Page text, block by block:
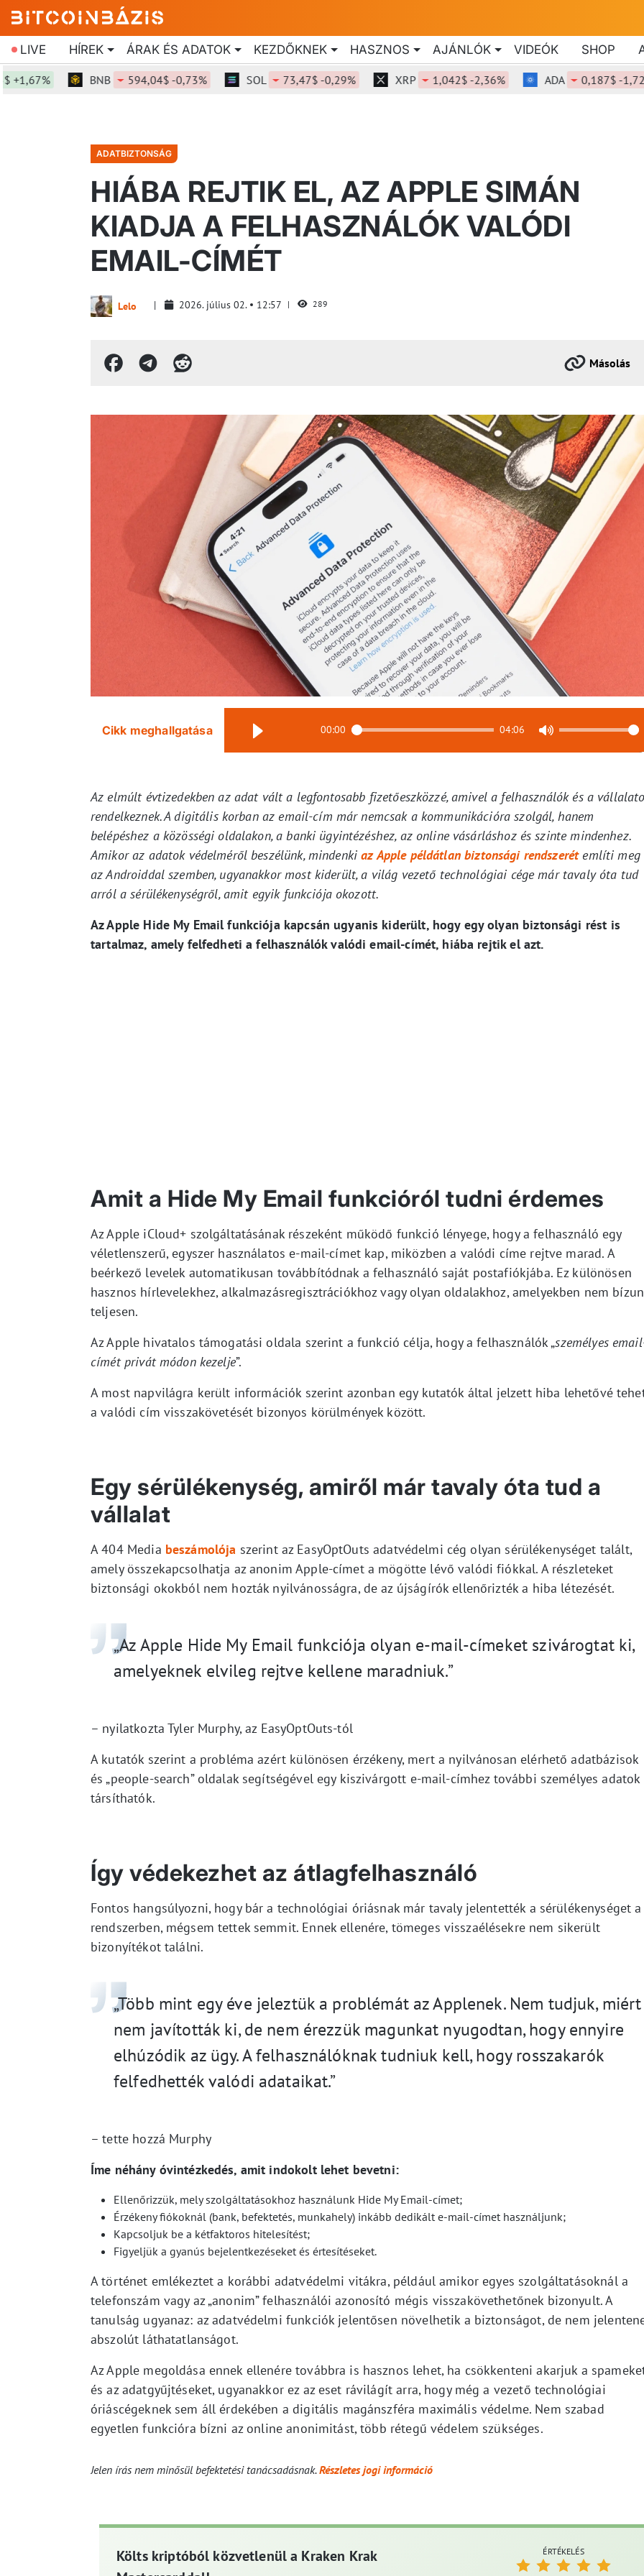
LIVE HÍREK ÁRAK ÉS ADATOK KEZDŐKNEK HASZNOS AJÁNLÓK VIDEÓK SHOP
BNB 594,04$ -0,73% SOL 73,47$ -0,29% XRP 1,042$ -2,36% ADA 0,187$ -1,72%
ADATBIZTONSÁG
HIÁBA REJTIK EL, AZ APPLE SIMÁN
KIADJA A FELHASZNÁLÓK VALÓDI
EMAIL-CÍMÉT
Lelo 2026. július 02. 12:57 289
Másolás
Cikk meghallgatása 00:00 04:06
Az elmúlt évtizedekben az adat vált a legfontosabb fizetőeszközzé, amivel a felhasználók és a
rendelkeznek. A digitális korban az email-cím már nemcsak a kommunikációra szolgál, hanem
belépéshez a közösségi oldalakon, a banki ügyintézéshez, az online vásárláshoz és szinte mindenhez.
Amikor az adatok védelméről beszélünk, mindenkiaz Apple példátlan biztonsági rendszerétemlíti meg
az Androiddal szemben, ugyanakkor most kiderült, a világ vezető technológiai cége már tavaly óta tud
arról a sérülékenységről, amit egyik funkciója okozott.
Az Apple Hide My Email funkciója kapcsán ugyanis kiderült, hogy egy olyan biztonsági rést is
tartalmaz, amely felfedheti a felhasználók valódi email-címét, hiába rejtik el azt.
Amit a Hide My Email funkcióról tudni érdemes
Az Apple iCloud+ szolgáltatásának részeként működő funkció lényege, hogy a felhasználó egy
véletlenszerű, egyszer használatos e-mail-címet kap, miközben a valódi címe rejtve marad. A
beérkező levelek automatikusan továbbítódnak a felhasználó saját postafiókjába. Ez különösen
hasznos hírlevelekhez, alkalmazásregisztrációkhoz vagy olyan oldalakhoz, amelyekben nem
teljesen.
Az Apple hivatalos támogatási oldala szerint a funkció célja, hogy a felhasználók „személyes
címét privát módon kezelje”.
A most napvilágra került információk szerint azonban egy kutatók által jelzett hiba lehetővé
a valódi cím visszakövetését bizonyos körülmények között.
Egy sérülékenység, amiről már tavaly óta tud a
vállalat
A 404 Media beszámolója szerint az EasyOptOuts adatvédelmi cég olyan sérülékenységet talált,
amely összekapcsolhatja az anonim Apple-címet a mögötte lévő valódi fiókkal. A részleteket
biztonsági okokból nem hozták nyilvánosságra, de az újságírók ellenőrizték a hiba létezését.
„Az Apple Hide My Email funkciója olyan e-mail-címeket szivárogtat ki,
amelyeknek elvileg rejtve kellene maradniuk.”
– nyilatkozta Tyler Murphy, az EasyOptOuts-tól
A kutatók szerint a probléma azért különösen érzékeny, mert a nyilvánosan elérhető adatbázisok
és „people-search” oldalak segítségével egy kiszivárgott e-mail-címhez további személyes adatok
társíthatók.
Így védekezhet az átlagfelhasználó
Fontos hangsúlyozni, hogy bár a technológiai óriásnak már tavaly jelentették a sérülékenységet a
rendszerben, mégsem tettek semmit. Ennek ellenére, tömeges visszaélésekre nem sikerült
bizonyítékot találni.
„Több mint egy éve jeleztük a problémát az Applenek. Nem tudjuk, miért
nem javították ki, de nem érezzük magunkat nyugodtan, hogy ennyire
elhúzódik az ügy. A felhasználóknak tudniuk kell, hogy rosszakarók
felfedhették valódi adataikat.”
– tette hozzá Murphy
Íme néhány óvintézkedés, amit indokolt lehet bevetni:
Ellenőrizzük, mely szolgáltatásokhoz használunk Hide My Email-címet;
Érzékeny fiókoknál (bank, befektetés, munkahely) inkább dedikált e-mail-címet használjunk;
Kapcsoljuk be a kétfaktoros hitelesítést;
Figyeljük a gyanús bejelentkezéseket és értesítéseket.
A történet emlékeztet a korábbi adatvédelmi vitákra, például amikor egyes szolgáltatásoknál a
telefonszám vagy az „anonim” felhasználói azonosító mégis visszakövethetőnek bizonyult. A
tanulság ugyanaz: az adatvédelmi funkciók jelentősen növelhetik a biztonságot, de nem
abszolút láthatatlanságot.
Az Apple megoldása ennek ellenére továbbra is hasznos lehet, ha csökkenteni akarjuk a
és az adatgyűjtéseket, ugyanakkor ez az eset rávilágít arra, hogy még a vezető technológiai
óriáscégeknek sem áll érdekében a digitális magánszféra maximális védelme. Nem szabad
egyetlen funkcióra bízni az online anonimitást, több rétegű védelem szükséges.
Jelen írás nem minősül befektetési tanácsadásnak.Részletes jogi információ
Költs kriptóból közvetlenül a Kraken Krak
ÉRTÉKELÉS